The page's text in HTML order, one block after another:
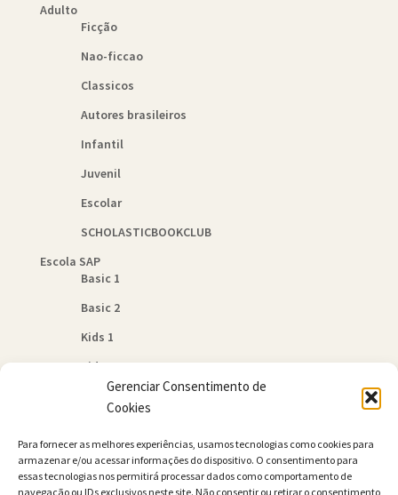
Gerenciar Consentimento de
Cookies
Para fornecer as melhores experiências, usamos tecnologias como cookies para
armazenar e/ou acessar informações do dispositivo. O consentimento para
essas tecnologias nos permitirá processar dados como comportamento de
navegação ou IDs exclusivos neste site. Não consentir ou retirar o consentimento
Adulto
Ficção
Nao-ficcao
Classicos
Autores brasileiros
Infantil
Juvenil
Escolar
SCHOLASTICBOOKCLUB
Escola SAP
Basic 1
Basic 2
Kids 1
Kids 2
Quem Somos
Contato